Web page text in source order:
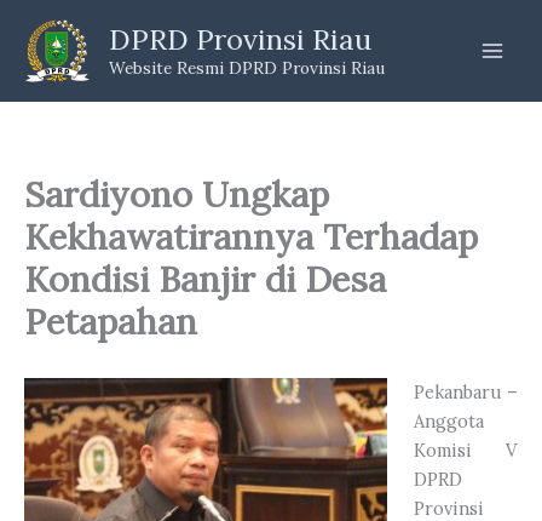
content
DPRD Provinsi Riau
Website Resmi DPRD Provinsi Riau
Sardiyono Ungkap
Kekhawatirannya Terhadap
Kondisi Banjir di Desa
Petapahan
Pekanbaru –
Anggota
Komisi V
DPRD
Provinsi